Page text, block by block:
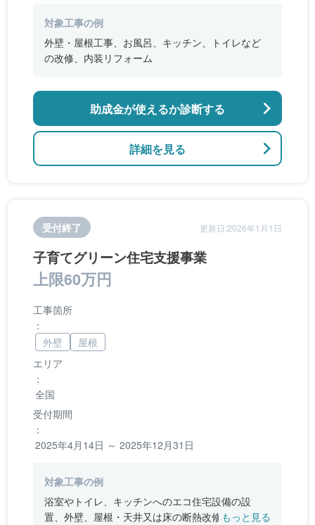
対象工事の例
外壁・屋根工事、お風呂、キッチン、トイレなど
の改修、内装リフォーム
詳細を見る
助成金が使えるか診断する
受付終了 更新日:2026年1月1日
子育てグリーン住宅支援事業
上限60万円
エリア
：
全国
受付期間
：
2025年4月14日 ～ 2025年12月31日
工事箇所
：
外壁
屋根
対象工事の例
浴室やトイレ、キッチンへのエコ住宅設備の設
置、外壁、屋根・天井又は床の断熱改修、窓やド
もっと見る